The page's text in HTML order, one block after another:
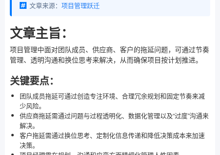
文章来源： 项目管理跃迁
文章主旨：
项目管理中面对团队成员、供应商、客户的拖延问题，可通过节奏
管理、透明沟通和换位思考来解决，从而确保项目按计划推进。
关键要点：
团队成员拖延可通过创造专注环境、合理冗余规划和固定节奏来减
少风险。
供应商拖延需通过问题与过程透明化、数据化管理以及“过度”沟通来
解决。
客户拖延需通过换位思考、定制化信息传递和降低决策成本来加速
决策。